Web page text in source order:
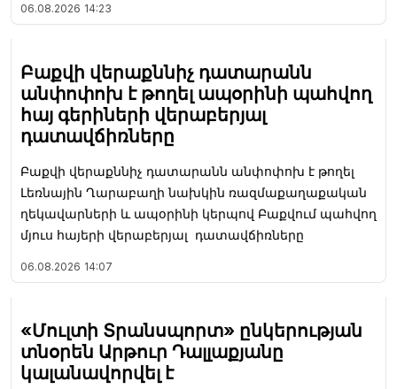
06.08.2026 14:23
Բաքվի վերաքննիչ դատարանն
անփոփոխ է թողել ապօրինի պահվող
հայ գերիների վերաբերյալ
դատավճիռները
Բաքվի վերաքննիչ դատարանն անփոփոխ է թողել
Լեռնային Ղարաբաղի նախկին ռազմաքաղաքական
ղեկավարների և ապօրինի կերպով Բաքվում պահվող
մյուս հայերի վերաբերյալ դատավճիռները
06.08.2026 14:07
«Մուլտի Տրանսպորտ» ընկերության
տնօրեն Արթուր Դալլաքյանը
կալանավորվել է